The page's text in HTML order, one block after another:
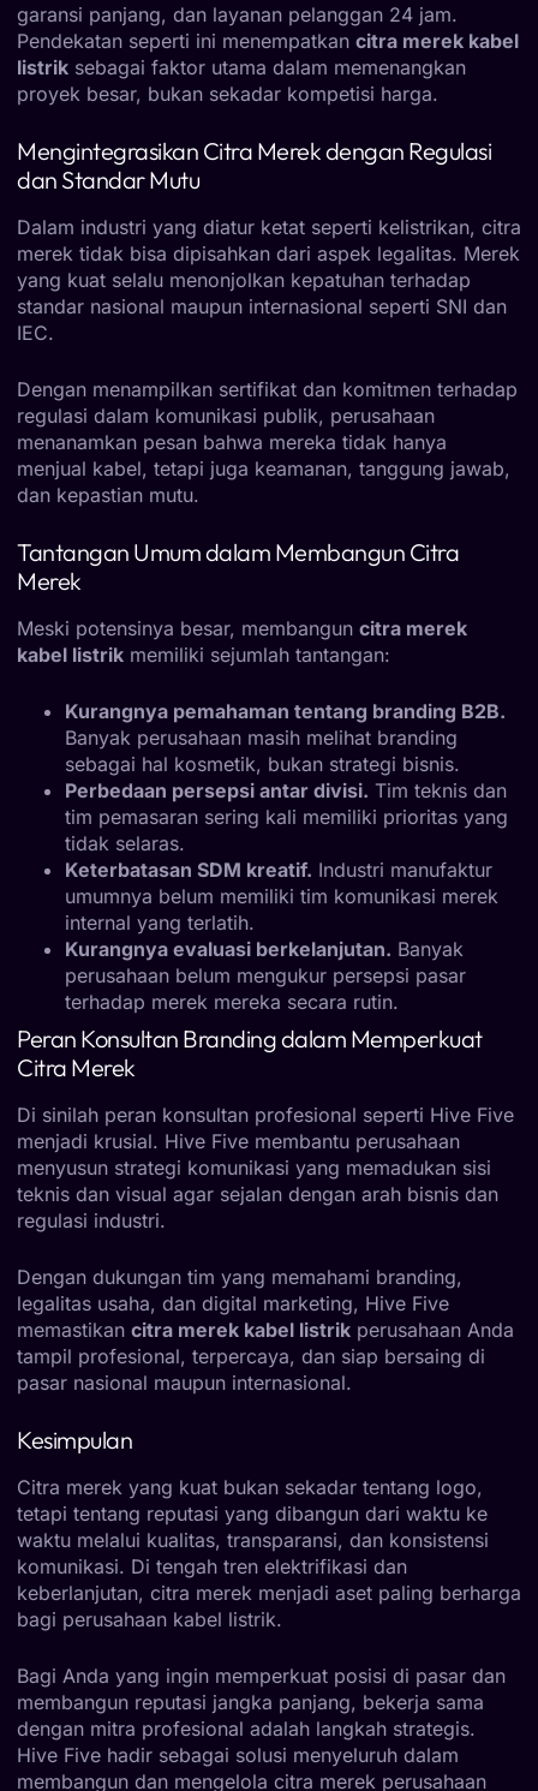
garansi panjang, dan layanan pelanggan 24 jam.
Pendekatan seperti ini menempatkan citra merek kabel
listrik sebagai faktor utama dalam memenangkan
proyek besar, bukan sekadar kompetisi harga.
Mengintegrasikan Citra Merek dengan Regulasi
dan Standar Mutu
Dalam industri yang diatur ketat seperti kelistrikan, citra
merek tidak bisa dipisahkan dari aspek legalitas. Merek
yang kuat selalu menonjolkan kepatuhan terhadap
standar nasional maupun internasional seperti SNI dan
IEC.
Dengan menampilkan sertifikat dan komitmen terhadap
regulasi dalam komunikasi publik, perusahaan
menanamkan pesan bahwa mereka tidak hanya
menjual kabel, tetapi juga keamanan, tanggung jawab,
dan kepastian mutu.
Tantangan Umum dalam Membangun Citra
Merek
Meski potensinya besar, membangun citra merek
kabel listrik memiliki sejumlah tantangan:
Kurangnya pemahaman tentang branding B2B.
Banyak perusahaan masih melihat branding
sebagai hal kosmetik, bukan strategi bisnis.
Perbedaan persepsi antar divisi. Tim teknis dan
tim pemasaran sering kali memiliki prioritas yang
tidak selaras.
Keterbatasan SDM kreatif. Industri manufaktur
umumnya belum memiliki tim komunikasi merek
internal yang terlatih.
Kurangnya evaluasi berkelanjutan. Banyak
perusahaan belum mengukur persepsi pasar
terhadap merek mereka secara rutin.
Peran Konsultan Branding dalam Memperkuat
Citra Merek
Di sinilah peran konsultan profesional seperti Hive Five
menjadi krusial. Hive Five membantu perusahaan
menyusun strategi komunikasi yang memadukan sisi
teknis dan visual agar sejalan dengan arah bisnis dan
regulasi industri.
Dengan dukungan tim yang memahami branding,
legalitas usaha, dan digital marketing, Hive Five
memastikan citra merek kabel listrik perusahaan Anda
tampil profesional, terpercaya, dan siap bersaing di
pasar nasional maupun internasional.
Kesimpulan
Citra merek yang kuat bukan sekadar tentang logo,
tetapi tentang reputasi yang dibangun dari waktu ke
waktu melalui kualitas, transparansi, dan konsistensi
komunikasi. Di tengah tren elektrifikasi dan
keberlanjutan, citra merek menjadi aset paling berharga
bagi perusahaan kabel listrik.
Bagi Anda yang ingin memperkuat posisi di pasar dan
membangun reputasi jangka panjang, bekerja sama
dengan mitra profesional adalah langkah strategis.
Hive Five hadir sebagai solusi menyeluruh dalam
membangun dan mengelola citra merek perusahaan